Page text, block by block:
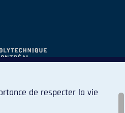
de respecter la vie